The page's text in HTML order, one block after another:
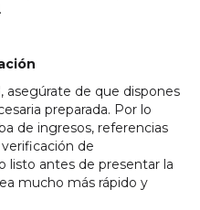
asegúrate de que dispones
preparada. Por lo
de ingresos, referencias
de
listo antes de presentar la
mucho más rápido y